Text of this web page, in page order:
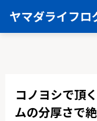
ヤマダライフロ
コノヨシで頂
ムの分厚さで